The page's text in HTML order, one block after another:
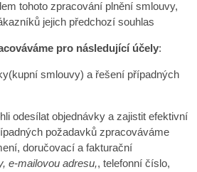
tohoto zpracování plnění smlouvy,
jejich předchozí souhlas
pro následující účely:
smlouvy) a řešení případných
odesílat objednávky a zajistit efektivní
požadavků zpracováváme
doručovací a fakturační
e-mailovou adresu,, telefonní číslo,